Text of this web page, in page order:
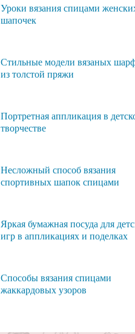
Уроки вязания спицами
шапочек
Стильные модели вязаных
из толстой пряжи
Портретная аппликация в
творчестве
Несложный способ вязания
спортивных шапок спицами
Яркая бумажная посуда для
игр в аппликациях и поделках
Способы вязания спицами
жаккардовых узоров